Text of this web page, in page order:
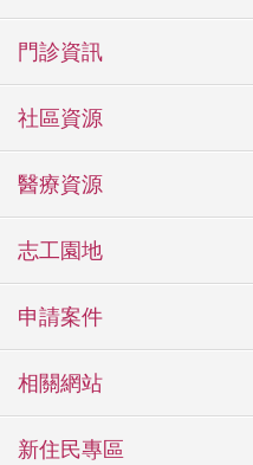
門診資訊
社區資源
醫療資源
志工園地
申請案件
相關網站
新住民專區